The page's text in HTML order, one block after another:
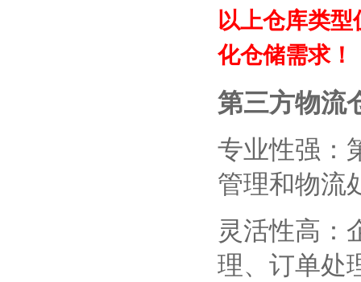
以上仓库类
化仓储需求！
第三方物流
专业性强：
管理和物流
灵活性高：
理、订单处